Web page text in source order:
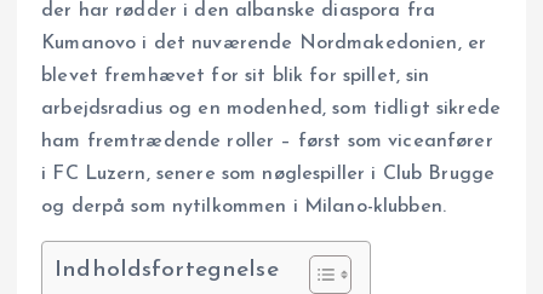
der har rødder i den albanske diaspora fra
Kumanovo i det nuværende Nordmakedonien, er
blevet fremhævet for sit blik for spillet, sin
arbejdsradius og en modenhed, som tidligt sikrede
ham fremtrædende roller – først som viceanfører
i FC Luzern, senere som nøglespiller i Club Brugge
og derpå som nytilkommen i Milano-klubben.
Indholdsfortegnelse